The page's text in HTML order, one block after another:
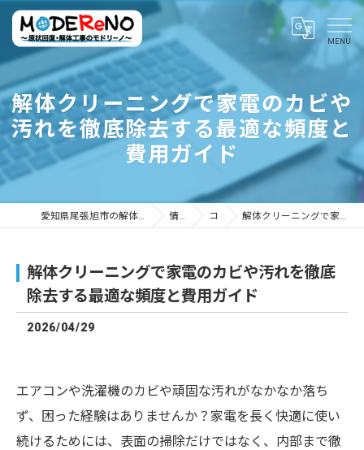
解体クリーニングで家電のカビや
汚れを徹底除去する最適な頻度と
費用ガイド
愛知県尾張旭市の解体ならMODEReNO ～原状回復・解体工事のモドリーノ～ 情報ブログ コラム 解体クリーニングで家電のカビや汚れを徹底除去する最適な頻度と費用ガイド
解体クリーニングで家電のカビや汚れを徹底
除去する最適な頻度と費用ガイド
2026/04/29
エアコンや洗濯機のカビや頑固な汚れがなかなか落ち
ず、困った経験はありませんか？家電を長く快適に使い
続けるためには、表面の掃除だけではなく、内部まで徹